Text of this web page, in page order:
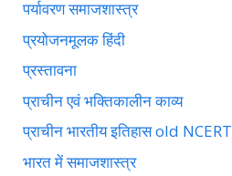
पर्यावरण समाजशास्त्र
प्रयोजनमूलक हिंदी
प्रस्तावना
प्राचीन एवं भक्तिकालीन काव्य
प्राचीन भारतीय इतिहास old NCERT
भारत में समाजशास्त्र